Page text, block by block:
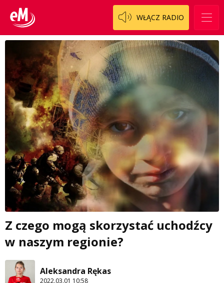
WŁĄCZ RADIO
Z czego mogą skorzystać uchodźcy
w naszym regionie?
Aleksandra Rękas
2022.03.01 10:58